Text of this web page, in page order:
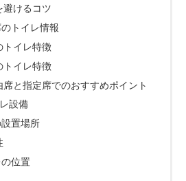
避けるコツ
トイレ情報
トイレ特徴
トイレ特徴
席と指定席でのおすすめポイント
設備
置場所
位置